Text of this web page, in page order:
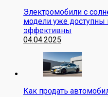
Электромобили с
модели уже доступны
эффективны
04.04.2025
Как продать